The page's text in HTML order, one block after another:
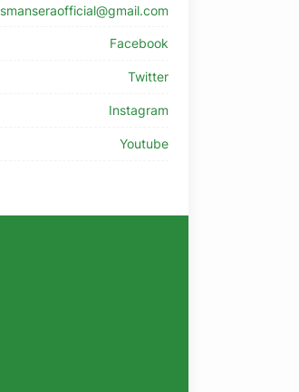
smanseraofficial@gmail.com
Facebook
Twitter
Instagram
Youtube